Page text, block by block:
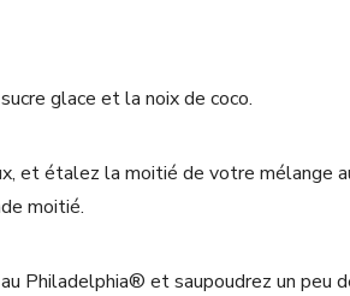
glace et la noix de coco.
et étalez la moitié de votre mélange
moitié.
Philadelphia® et saupoudrez un peu